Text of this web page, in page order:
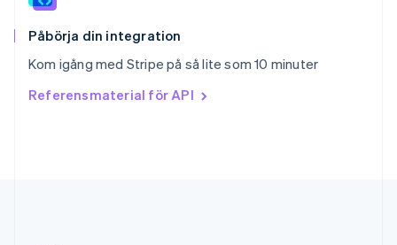
Påbörja din integration
Kom igång med Stripe på så lite som 10 minuter
Referensmaterial för API
Sverige
SvenskaEnglish
ไทยEnglish
English